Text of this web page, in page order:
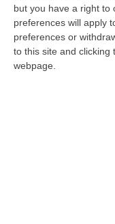
but you have a right to
preferences will apply
preferences or
to this site and clicking
webpage.
francese.
taglialegna. La
1897 quando